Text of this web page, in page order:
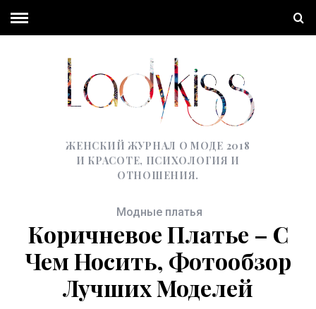
ЖЕНСКИЙ ЖУРНАЛ О МОДЕ 2018
И КРАСОТЕ, ПСИХОЛОГИЯ И
ОТНОШЕНИЯ.
Модные платья
Коричневое Платье – С
Чем Носить, Фотообзор
Лучших Моделей